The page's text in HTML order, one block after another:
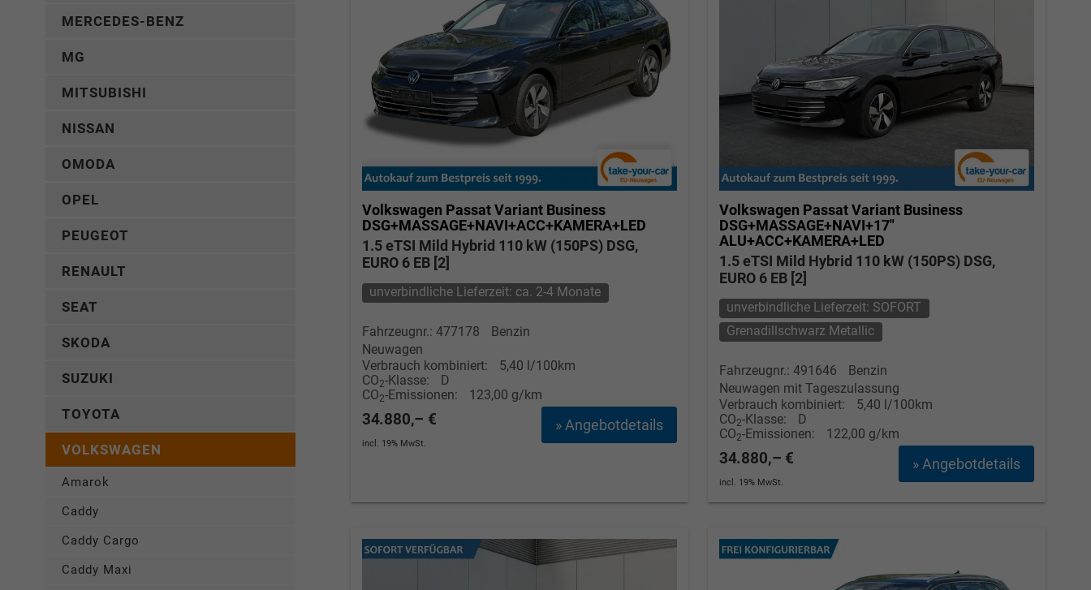
Volkswagen Passat Variant Business
DSG+MASSAGE+NAVI+ACC+KAMERA+LED
1.5 eTSI Mild Hybrid 110 kW (150PS) DSG,
EURO 6 EB [2]
unverbindliche Lieferzeit: ca. 2-4 Monate
Fahrzeugnr.: 477178
Benzin
Neuwagen
Verbrauch kombiniert:
5,40 l/100km
CO2-Klasse:
D
CO2-Emissionen: 123,00 g/km
» Angebotdetails
34.880,– €
incl. 19% MwSt.
Volkswagen Passat Variant Business
DSG+MASSAGE+NAVI+17"
ALU+ACC+KAMERA+LED
1.5 eTSI Mild Hybrid 110 kW (150PS) DSG,
EURO 6 EB [2]
unverbindliche Lieferzeit: SOFORT
Grenadillschwarz Metallic
Fahrzeugnr.: 491646
Benzin
Neuwagen mit Tageszulassung
Verbrauch kombiniert:
5,40 l/100km
CO2-Klasse:
D
CO2-Emissionen: 122,00 g/km
» Angebotdetails
34.880,– €
incl. 19% MwSt.
MERCEDES-BENZ
MG
MITSUBISHI
NISSAN
OMODA
OPEL
PEUGEOT
RENAULT
SEAT
SKODA
SUZUKI
TOYOTA
VOLKSWAGEN
Amarok
Caddy
Caddy Cargo
Caddy Maxi